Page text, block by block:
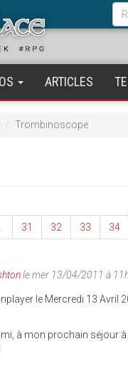
ARTICLES
Trombinoscope
31 32 33 34
le mer 13/04/2011 à
le Mercredi 13 Avril
à mon prochain séjour